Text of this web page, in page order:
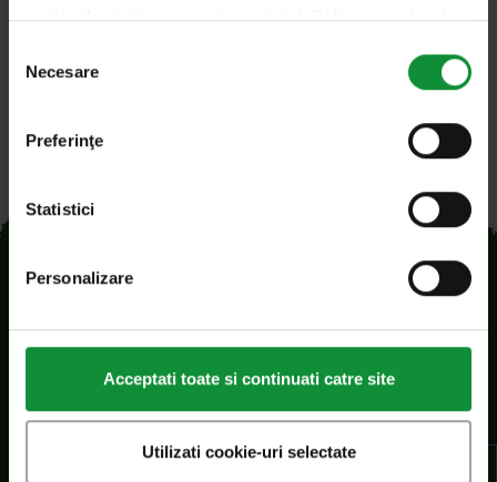
multe informatii, va rugam sa vizitati Politica noastra de
consimțământului
Necesare
Preferinţe
Statistici
Personalizare
Acceptati toate si continuati catre site
Utilizati cookie-uri selectate